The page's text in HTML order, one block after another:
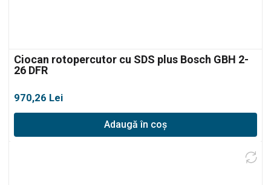
Ciocan rotopercutor cu SDS plus Bosch GBH 2-
26 DFR
970,26 Lei
Adaugă în coș